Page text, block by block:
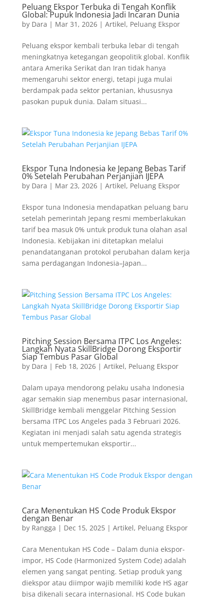
Peluang Ekspor Terbuka di Tengah Konflik
Global: Pupuk Indonesia Jadi Incaran Dunia
by Dara | Mar 31, 2026| Artikel, Peluang Ekspor
Peluang ekspor kembali terbuka lebar di tengah
meningkatnya ketegangan geopolitik global. Konflik
antara Amerika Serikat dan Iran tidak hanya
memengaruhi sektor energi, tetapi juga mulai
berdampak pada sektor pertanian, khususnya
pasokan pupuk dunia. Dalam situasi...
Ekspor Tuna Indonesia ke Jepang Bebas Tarif
0% Setelah Perubahan Perjanjian IJEPA
by Dara | Mar 23, 2026| Artikel, Peluang Ekspor
Ekspor tuna Indonesia mendapatkan peluang baru
setelah pemerintah Jepang resmi memberlakukan
tarif bea masuk 0% untuk produk tuna olahan asal
Indonesia. Kebijakan ini ditetapkan melalui
penandatanganan protokol perubahan dalam kerja
sama perdagangan Indonesia–Japan...
Pitching Session Bersama ITPC Los Angeles:
Langkah Nyata SkillBridge Dorong Eksportir
Siap Tembus Pasar Global
by Dara | Feb 18, 2026| Artikel, Peluang Ekspor
Dalam upaya mendorong pelaku usaha Indonesia
agar semakin siap menembus pasar internasional,
SkillBridge kembali menggelar Pitching Session
bersama ITPC Los Angeles pada 3 Februari 2026.
Kegiatan ini menjadi salah satu agenda strategis
untuk mempertemukan eksportir...
Cara Menentukan HS Code Produk Ekspor
dengan Benar
by Rangga | Dec 15, 2025| Artikel, Peluang Ekspor
Cara Menentukan HS Code – Dalam dunia ekspor-
impor, HS Code (Harmonized System Code) adalah
elemen yang sangat penting. Setiap produk yang
diekspor atau diimpor wajib memiliki kode HS agar
bisa dikenali secara internasional. HS Code bukan